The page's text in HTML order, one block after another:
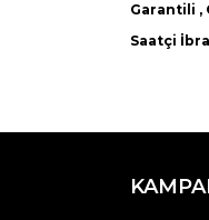
Garantili ,
Saatçi
Görüş